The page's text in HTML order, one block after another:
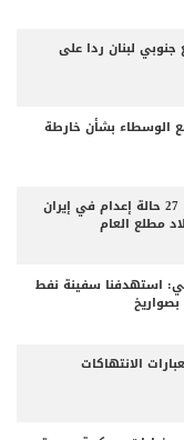
لبنان ردا على
الوسطاء بشأن خارطة
مفوض الأمم المتحدة لحقوق الإنسان: 27 حالة إعدام في إيران
مطلع العام
استهدفنا سفينة نفط
الانتهاكات